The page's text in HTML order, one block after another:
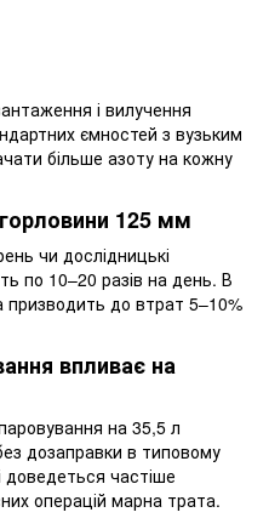
і вилучення
ємностей з вузьким
більше азоту на кожну
125 мм
чи дослідницькі
по 10–20 разів на день. В
призводить до втрат 5–10%
впливає на
на 35,5 л
дозаправки в типовому
частіше
операцій марна трата.